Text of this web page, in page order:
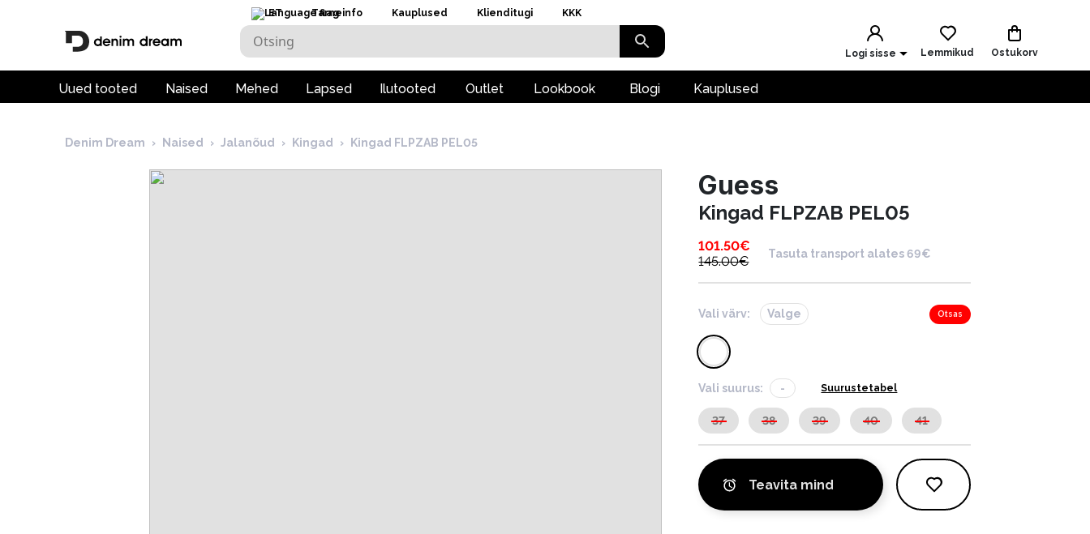
ET Tarneinfo Kauplused Klienditugi KKK
Logi sisse Lemmikud Ostukorv
Uued tooted Naised Mehed Lapsed Ilutooted Outlet Lookbook Blogi Kauplused
Denim Dream › Naised › Jalanõud › Kingad › Kingad FLPZAB PEL05
Guess
Kingad FLPZAB PEL05
101.50€
145.00€
Tasuta transport alates 69€
Vali värv: Valge Otsas
Vali suurus: - Suurustetabel
37 38 39 40 41
Teavita mind